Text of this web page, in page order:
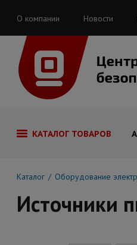
О компании Новости
КАТАЛОГ ТОВАРОВ
Каталог Оборудование
Источники